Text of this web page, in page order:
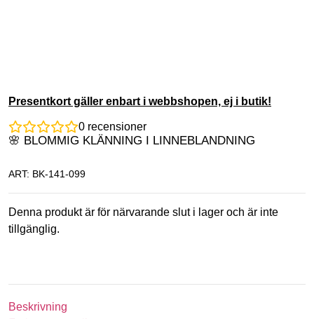
Presentkort gäller enbart i webbshopen, ej i butik!
0 recensioner
🌸 BLOMMIG KLÄNNING I LINNEBLANDNING
ART: BK-141-099
Denna produkt är för närvarande slut i lager och är inte
tillgänglig.
Beskrivning